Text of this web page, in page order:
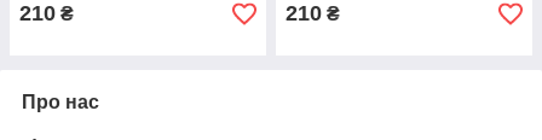
210 ₴ 210 ₴
Про нас